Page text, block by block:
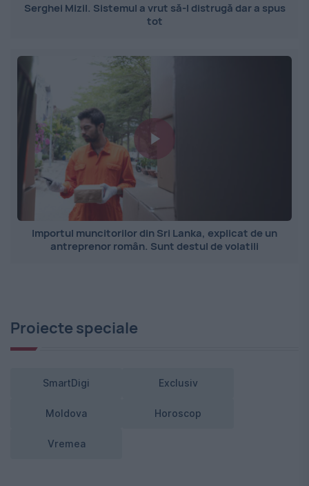
Serghei Mizil. Sistemul a vrut să-l distrugă dar a spus
tot
Importul muncitorilor din Sri Lanka, explicat de un
antreprenor român. Sunt destul de volatili
Proiecte speciale
SmartDigi Exclusiv
Moldova Horoscop
Vremea